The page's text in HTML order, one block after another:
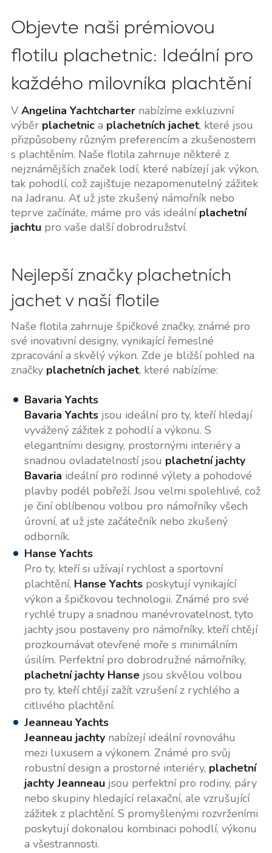
Objevte naši prémiovou
flotilu plachetnic: Ideální pro
každého milovníka plachtění
V Angelina Yachtcharternabízíme exkluzivní
výběr plachetnica plachetních jachet, které jsou
přizpůsobeny různým preferencím a zkušenostem
s plachtěním. Naše flotila zahrnuje některé z
nejznámějších značek lodí, které nabízejí jak výkon,
tak pohodlí, což zajišťuje nezapomenutelný zážitek
na Jadranu. Ať už jste zkušený námořník nebo
teprve začínáte, máme pro vás ideální plachetní
jachtupro vaše další dobrodružství.
Nejlepší značky plachetních
jachet v naší flotile
Naše flotila zahrnuje špičkové značky, známé pro
své inovativní designy, vynikající řemeslné
zpracování a skvělý výkon. Zde je bližší pohled na
značky plachetních jachet, které nabízíme:
Bavaria Yachts
Bavaria Yachtsjsou ideální pro ty, kteří hledají
vyvážený zážitek z pohodlí a výkonu. S
elegantními designy, prostornými interiéry a
snadnou ovladatelností jsou plachetní jachty
Bavaria ideální pro rodinné výlety a pohodové
plavby podél pobřeží. Jsou velmi spolehlivé, což
je činí oblíbenou volbou pro námořníky všech
úrovní, ať už jste začátečník nebo zkušený
odborník.
Hanse Yachts
Pro ty, kteří si užívají rychlost a sportovní
plachtění, Hanse Yachtsposkytují vynikající
výkon a špičkovou technologii. Známé pro své
rychlé trupy a snadnou manévrovatelnost, tyto
jachty jsou postaveny pro námořníky, kteří chtějí
prozkoumávat otevřené moře s minimálním
úsilím. Perfektní pro dobrodružné námořníky,
plachetní jachty Hansejsou skvělou volbou
pro ty, kteří chtějí zažít vzrušení z rychlého a
citlivého plachtění.
Jeanneau Yachts
Jeanneau jachtynabízejí ideální rovnováhu
mezi luxusem a výkonem. Známé pro svůj
robustní design a prostorné interiéry, plachetní
jachty Jeanneaujsou perfektní pro rodiny, páry
nebo skupiny hledající relaxační, ale vzrušující
zážitek z plachtění. S promyšlenými rozvrženími
poskytují dokonalou kombinaci pohodlí, výkonu
a všestrannosti.